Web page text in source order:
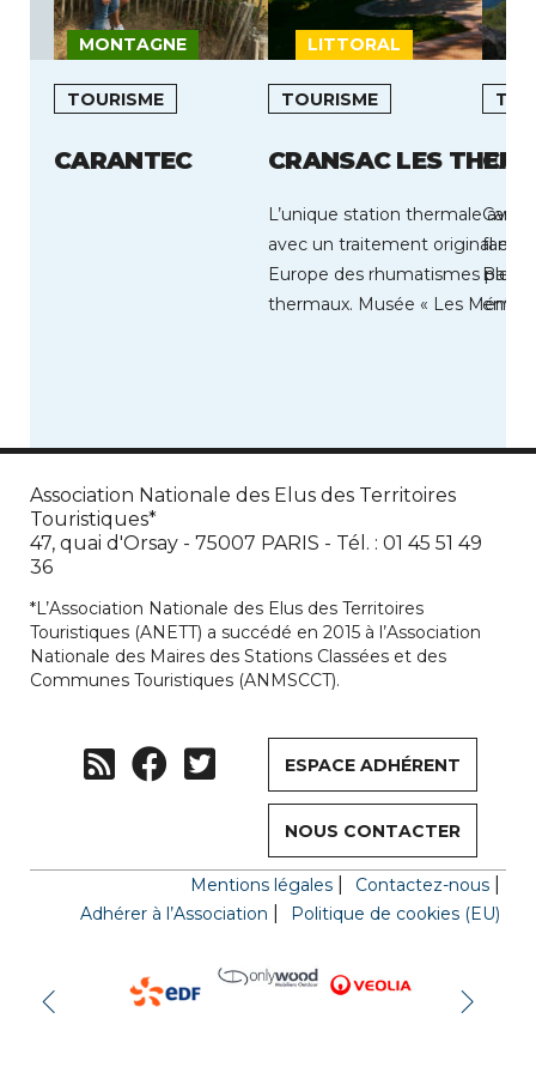
MONTAGNE LITTORAL
TOURISME
CARANTEC
TOURISME
CRANSAC LES
L’unique station thermale
avec un traitement original et
Europe des rhumatismes par
thermaux. Musée « Les
entre
Association Nationale des Elus des Territoires
Touristiques*
47, quai d'Orsay - 75007 PARIS - Tél. : 01 45 51 49
36
*L’Association Nationale des Elus des Territoires
Touristiques (ANETT) a succédé en 2015 à l’Association
Nationale des Maires des Stations Classées et des
Communes Touristiques (ANMSCCT).
ESPACE ADHÉRENT
NOUS CONTACTER
Mentions légales
Contactez-nous
Adhérer à l’Association
Politique de cookies (EU)